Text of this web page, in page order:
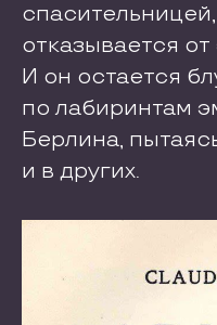
отказывается от
И он остается
по лабиринтам
Берлина,
и в других.